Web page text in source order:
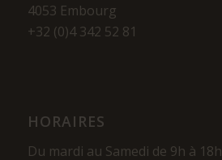
4053 Embourg
+32 (0)4 342 52 81
HORAIRES
Du mardi au Samedi de 9h à 18h